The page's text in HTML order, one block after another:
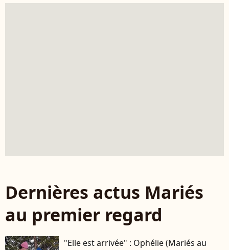
Dernières actus Mariés
au premier regard
"Elle est arrivée" : Ophélie (Mariés au